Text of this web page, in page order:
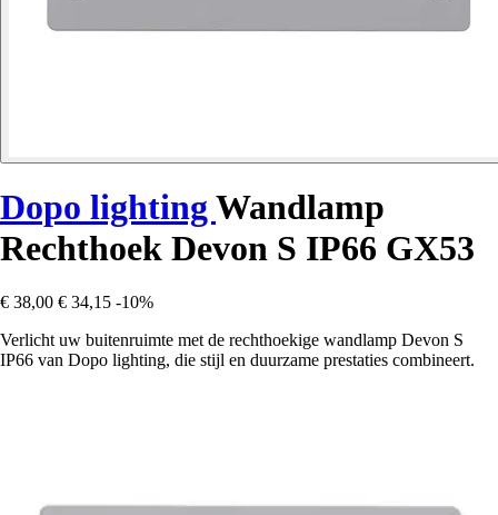
Dopo lighting Wandlamp
Rechthoek Devon S IP66 GX53
€ 38,00 € 34,15 -10%
Verlicht uw buitenruimte met de rechthoekige wandlamp Devon S
IP66 van Dopo lighting, die stijl en duurzame prestaties combineert.